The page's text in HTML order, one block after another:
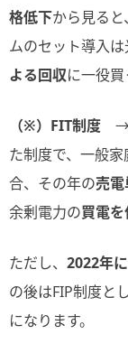
格低下から見る
ムのセット導入
よる回収に一役買
（※）FIT制度 →
た制度で、一般
合、その年の売
余剰電力の買電
ただし、 2022年
の後はFIP制度とし
になります。